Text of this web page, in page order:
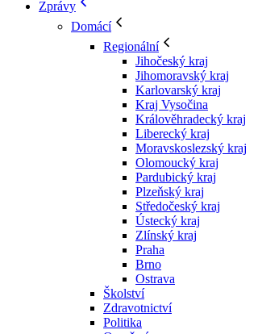
Zprávy
Domácí
Regionální
Jihočeský kraj
Jihomoravský kraj
Karlovarský kraj
Kraj Vysočina
Králověhradecký kraj
Liberecký kraj
Moravskoslezský kraj
Olomoucký kraj
Pardubický kraj
Plzeňský kraj
Středočeský kraj
Ústecký kraj
Zlínský kraj
Praha
Brno
Ostrava
Školství
Zdravotnictví
Politika